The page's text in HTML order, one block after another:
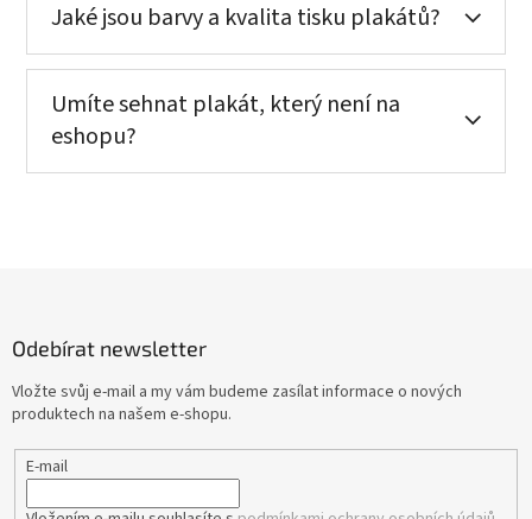
Jaké jsou barvy a kvalita tisku plakátů?
Umíte sehnat plakát, který není na
eshopu?
Odebírat newsletter
Vložte svůj e-mail a my vám budeme zasílat informace o nových
produktech na našem e-shopu.
E-mail